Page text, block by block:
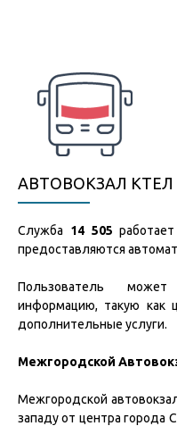
АВТОВОКЗАЛ
Служба 14 505
предоставляются
Пользователь может
информацию, такую как
дополнительные услуги.
Межгородской
Межгородской
западу от центра города